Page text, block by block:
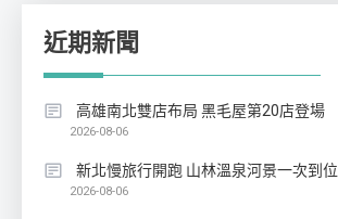
近期新聞
高雄南北雙店布局 黑毛屋第20店登場
2026-08-06
新北慢旅行開跑 山林溫泉河景一次到位
2026-08-06